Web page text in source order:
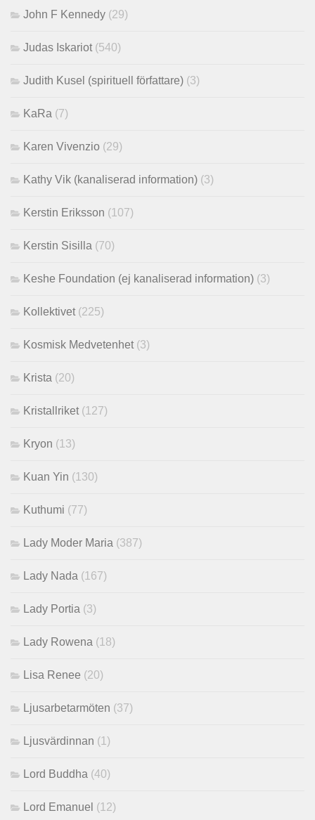
John F Kennedy (29)
Judas Iskariot (540)
Judith Kusel (spirituell författare) (3)
KaRa (7)
Karen Vivenzio (29)
Kathy Vik (kanaliserad information) (3)
Kerstin Eriksson (107)
Kerstin Sisilla (70)
Keshe Foundation (ej kanaliserad information) (3)
Kollektivet (225)
Kosmisk Medvetenhet (3)
Krista (20)
Kristallriket (127)
Kryon (13)
Kuan Yin (130)
Kuthumi (77)
Lady Moder Maria (387)
Lady Nada (167)
Lady Portia (3)
Lady Rowena (18)
Lisa Renee (20)
Ljusarbetarmöten (37)
Ljusvärdinnan (1)
Lord Buddha (40)
Lord Emanuel (12)